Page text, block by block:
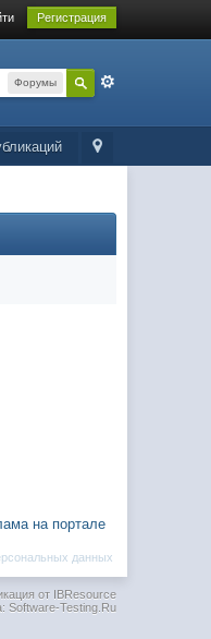
Регистрация
Форумы
на портале
данных
от IBResource
Software-Testing.Ru